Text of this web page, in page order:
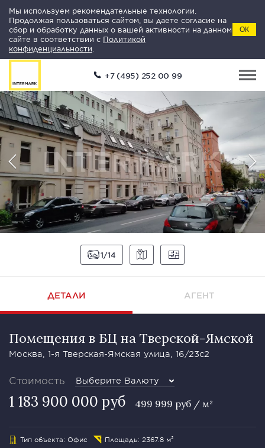
Мы используем рекомендательные технологии.
Продолжая пользоваться сайтом, вы даете согласие на
сбор и обработку данных о вашей активности на данном
сайте в соответствии с Политикой
конфиденциальности
ОК
+7 (495) 252 00 99
1 14
ДЕТАЛИ АГЕНТ
Помещения в БЦ на Тверской-Ямской
Москва, 1-я Тверская-Ямская улица, 16/23с2
Стоимость Выберите Валюту
1 183 900 000 руб 499 999 руб / м²
Тип объекта: Офис Площадь: 2367.8 м²